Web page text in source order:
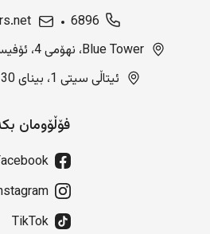
6896
Blue Tower، نهۆمی 4، ئۆفیسی 407، بەغدا، عێراق
ئیتاڵی سیتی 1، بینای 130 هەولێر، عێراق
فۆڵۆومان
TikTok